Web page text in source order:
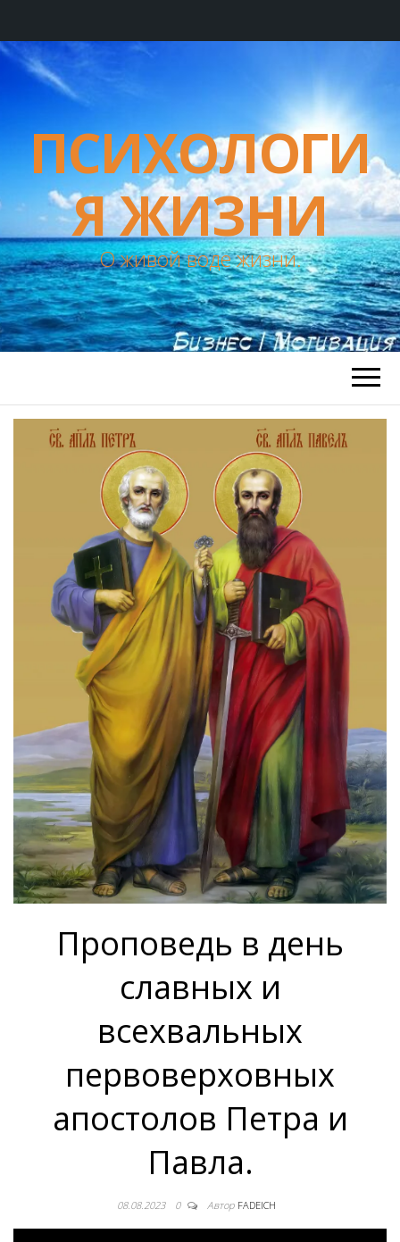
ПСИХОЛОГИ
Я ЖИЗНИ
О живой воде жизни.
Проповедь в день
славных и
всехвальных
первоверховных
апостолов Петра и
Павла.
08.08.2023 0 Автор FADEICH